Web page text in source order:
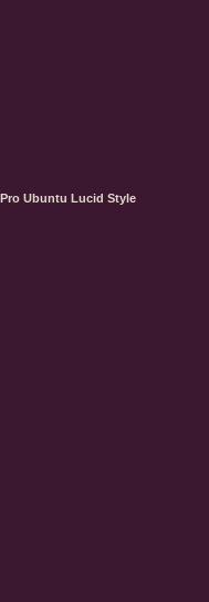
Pro Ubuntu Lucid Style